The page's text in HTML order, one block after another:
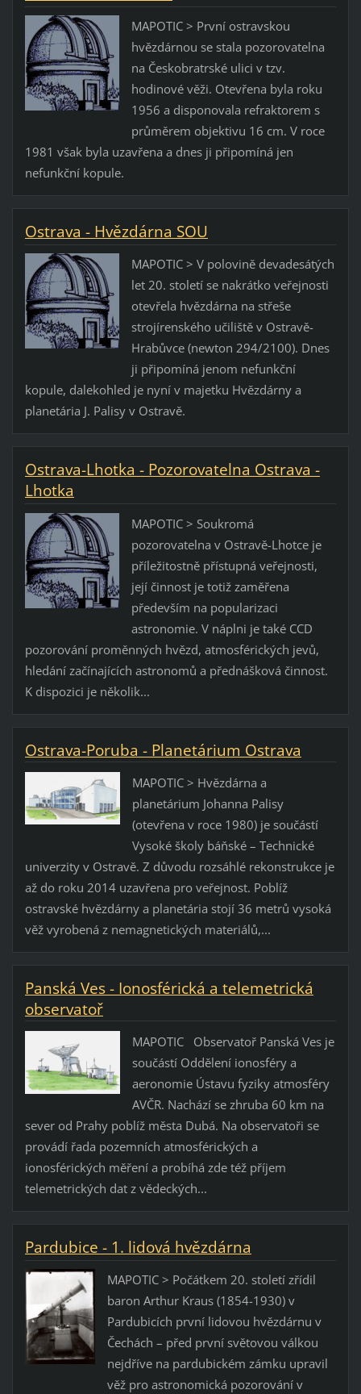
MAPOTIC > První ostravskou
hvězdárnou se stala pozorovatelna
na Českobratrské ulici v tzv.
hodinové věži. Otevřena byla roku
1956 a disponovala refraktorem s
průměrem objektivu 16 cm. V roce
1981 však byla uzavřena a dnes ji připomíná jen
nefunkční kopule.
Ostrava - Hvězdárna SOU
MAPOTIC > V polovině devadesátých
let 20. století se nakrátko veřejnosti
otevřela hvězdárna na střeše
strojírenského učiliště v Ostravě-
Hrabůvce (newton 294/2100). Dnes
ji připomíná jenom nefunkční
kopule, dalekohled je nyní v majetku Hvězdárny a
planetária J. Palisy v Ostravě.
Ostrava-Lhotka - Pozorovatelna Ostrava -
Lhotka
MAPOTIC > Soukromá
pozorovatelna v Ostravě-Lhotce je
příležitostně přístupná veřejnosti,
její činnost je totiž zaměřena
především na popularizaci
astronomie. V náplni je také CCD
pozorování proměnných hvězd, atmosférických jevů,
hledání začínajících astronomů a přednášková činnost.
K dispozici je několik...
Ostrava-Poruba - Planetárium Ostrava
MAPOTIC > Hvězdárna a
planetárium Johanna Palisy
(otevřena v roce 1980) je součástí
Vysoké školy báňské – Technické
univerzity v Ostravě. Z důvodu rozsáhlé rekonstrukce je
až do roku 2014 uzavřena pro veřejnost. Poblíž
ostravské hvězdárny a planetária stojí 36 metrů vysoká
věž vyrobená z nemagnetických materiálů,...
Panská Ves - Ionosférická a telemetrická
observatoř
MAPOTIC Observatoř Panská Ves je
součástí Oddělení ionosféry a
aeronomie Ústavu fyziky atmosféry
AVČR. Nachází se zhruba 60 km na
sever od Prahy poblíž města Dubá. Na observatoři se
provádí řada pozemních atmosférických a
ionosférických měření a probíhá zde též příjem
telemetrických dat z vědeckých...
Pardubice - 1. lidová hvězdárna
MAPOTIC > Počátkem 20. století zřídil
baron Arthur Kraus (1854-1930) v
Pardubicích první lidovou hvězdárnu v
Čechách – před první světovou válkou
nejdříve na pardubickém zámku upravil
věž pro astronomická pozorování v